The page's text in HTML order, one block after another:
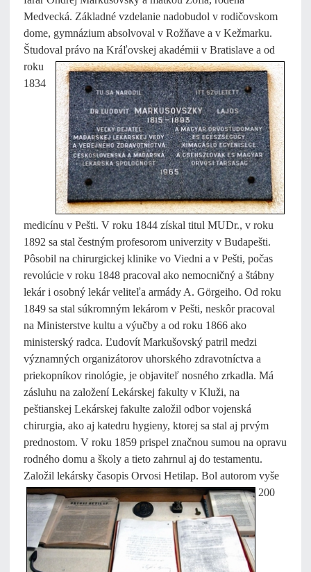
Medvecká. Základné vzdelanie nadobudol v rodičovskom
dome, gymnázium absolvoval v Rožňave a v Kežmarku.
Študoval právo na Kráľovskej akadémii v Bratislave a od
roku
1834
medicínu v Pešti. V roku 1844 získal titul MUDr., v roku
1892 sa stal čestným profesorom univerzity v Budapešti.
Pôsobil na chirurgickej klinike vo Viedni a v Pešti, počas
revolúcie v roku 1848 pracoval ako nemocničný a štábny
lekár i osobný lekár veliteľa armády A. Görgeiho. Od roku
1849 sa stal súkromným lekárom v Pešti, neskôr pracoval
na Ministerstve kultu a výučby a od roku 1866 ako
ministerský radca. Ľudovít Markušovský patril medzi
významných organizátorov uhorského zdravotníctva a
priekopníkov rinológie, je objaviteľ nosného zrkadla. Má
zásluhu na založení Lekárskej fakulty v Kluži, na
peštianskej Lekárskej fakulte založil odbor vojenská
chirurgia, ako aj katedru hygieny, ktorej sa stal aj prvým
prednostom. V roku 1859 prispel značnou sumou na opravu
rodného domu a školy a tieto zahrnul aj do testamentu.
Založil lekársky časopis Orvosi Hetilap. Bol autorom vyše
200